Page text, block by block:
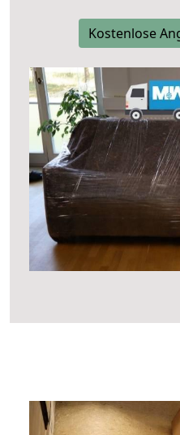
Kostenlose